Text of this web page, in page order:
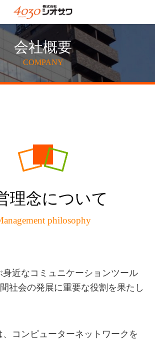
会社概要
COMPANY
理念について
philosophy
身近なコミュニケーションツール
間社会の発展に重要な役割を果たし
コンピューターネットワークを